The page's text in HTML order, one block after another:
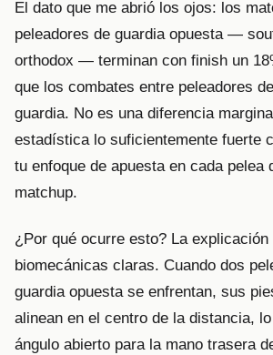
El dato que me abrió los ojos: los
peleadores de guardia opuesta —
orthodox — terminan con finish un
que los combates entre peleadores
guardia. No es una diferencia
estadística lo suficientemente fuerte
tu enfoque de apuesta en cada pelea
matchup.
¿Por qué ocurre esto? La
biomecánicas claras. Cuando dos
guardia opuesta se enfrentan, sus
alinean en el centro de la distancia,
ángulo abierto para la mano trasera